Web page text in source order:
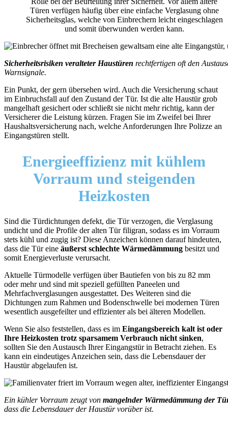
Türen verfügen häufig über eine einfache Verglasung ohne
Sicherheitsglas, welche von Einbrechern leicht eingeschlagen
und somit überwunden werden kann.
Sicherheitsrisiken veralteter Haustüren rechtfertigen oft den
Warnsignale.
Ein Punkt, der gern übersehen wird. Auch die Versicherung schaut
im Einbruchsfall auf den Zustand der Tür. Ist die alte Haustür grob
mangelhaft gesichert oder schließt sie nicht mehr richtig, kann der
Versicherer die Leistung kürzen. Fragen Sie im Zweifel bei Ihrer
Haushaltsversicherung nach, welche Anforderungen Ihre Polizze an
Eingangstüren stellt.
Energieeffizienz mit kühlem
Vorraum und steigenden
Heizkosten
Sind die Türdichtungen defekt, die Tür verzogen, die Verglasung
undicht und die Profile der alten Tür filigran, sodass es im Vorraum
stets kühl und zugig ist? Diese Anzeichen können darauf hindeuten,
dass die Tür eine äußerst schlechte Wärmedämmung besitzt und
somit Energieverluste verursacht.
Aktuelle Türmodelle verfügen über Bautiefen von bis zu 82 mm
oder mehr und sind mit speziell gefüllten Paneelen und
Mehrfachverglasungen ausgestattet. Des Weiteren sind die
Dichtungen zum Rahmen und Bodenschwelle bei modernen Türen
wesentlich ausgefeilter und effizienter als bei älteren Modellen.
Wenn Sie also feststellen, dass es im Eingangsbereich kalt ist oder
Ihre Heizkosten trotz sparsamem Verbrauch nicht sinken,
sollten Sie den Austausch Ihrer Eingangstür in Betracht ziehen. Es
kann ein eindeutiges Anzeichen sein, dass die Lebensdauer der
Haustür abgelaufen ist.
Ein kühler Vorraum zeugt von mangelnder Wärmedämmung der
dass die Lebensdauer der Haustür vorüber ist.